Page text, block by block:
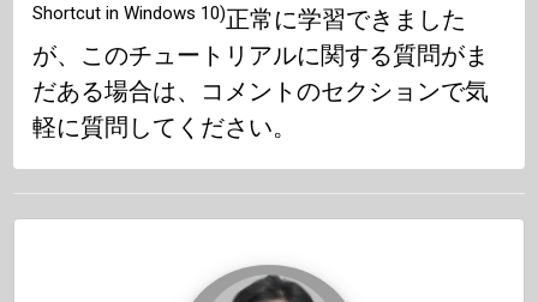
Shortcut in Windows 10)正常に学習できました
が、このチュートリアルに関する質問がま
だある場合は、コメントのセクションで気
軽に質問してください。